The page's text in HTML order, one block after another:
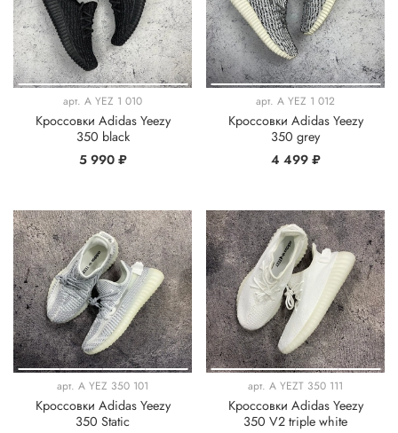
арт. A YEZ 1 010
Кроссовки Adidas Yeezy
350 black
5 990 ₽
арт. A YEZ 1 012
Кроссовки Adidas Yeezy
350 grey
4 499 ₽
арт. A YEZ 350 101
Кроссовки Adidas Yeezy
350 Static
арт. A YEZT 350 111
Кроссовки Adidas Yeezy
350 V2 triple white